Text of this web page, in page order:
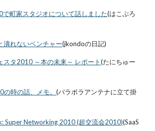
町家スタジオについて話しました(はこぶろ
潰れないベンチャー(jkondoの日記)
スタ2010 ～本の未来～ レポート(たにちゅー
の時の話、メモ。(パラボラアンテナに立て掛
Super Networking 2010 (超交流会2010)(SaaS